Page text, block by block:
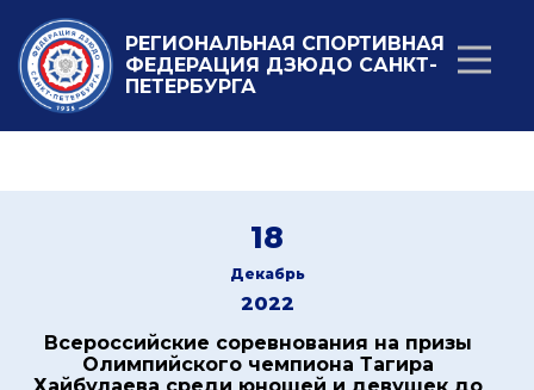
РЕГИОНАЛЬНАЯ СПОРТИВНАЯ
ФЕДЕРАЦИЯ ДЗЮДО САНКТ-
ПЕТЕРБУРГА
18
Декабрь
2022
Всероссийские соревнования на призы
Олимпийского чемпиона Тагира